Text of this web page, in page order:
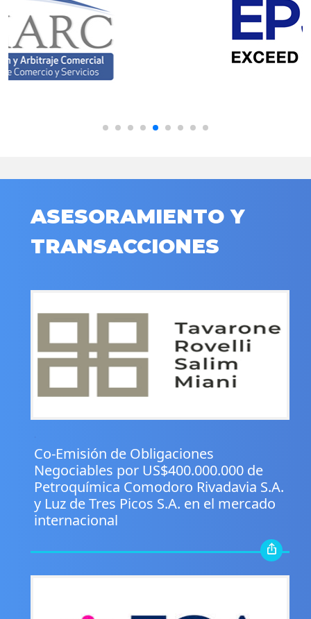
ASESORAMIENTO Y
TRANSACCIONES
Co-Emisión de Obligaciones
Negociables por US$400.000.000 de
Petroquímica Comodoro Rivadavia S.A.
y Luz de Tres Picos S.A. en el mercado
internacional